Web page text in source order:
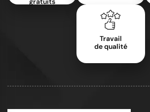
Travail
de qualité